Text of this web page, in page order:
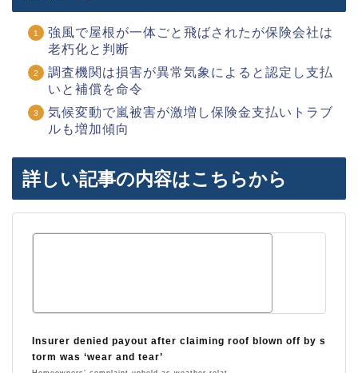
強風で屋根が一体ごと飛ばされたが保険会社は
老朽化と判断
調査機関は損害が異常気象によると認定し支払
いと補償を命令
気候変動で嵐被害が激増し保険金支払いトラブ
ルも増加傾向
詳しい記事の内容はこちらから
Insurer denied payout after claiming roof blown off by s
torm was ‘wear and tear’